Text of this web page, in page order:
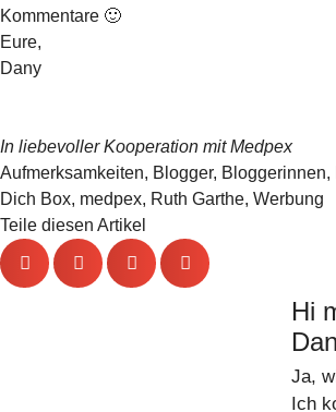
Kommentare 🙂
Eure,
Dany
In liebevoller Kooperation mit Medpex
Aufmerksamkeiten, Blogger, Bloggerinnen,
Dich Box, medpex, Ruth Garthe, Werbung
Teile diesen Artikel
Hi
Ja,
Ich